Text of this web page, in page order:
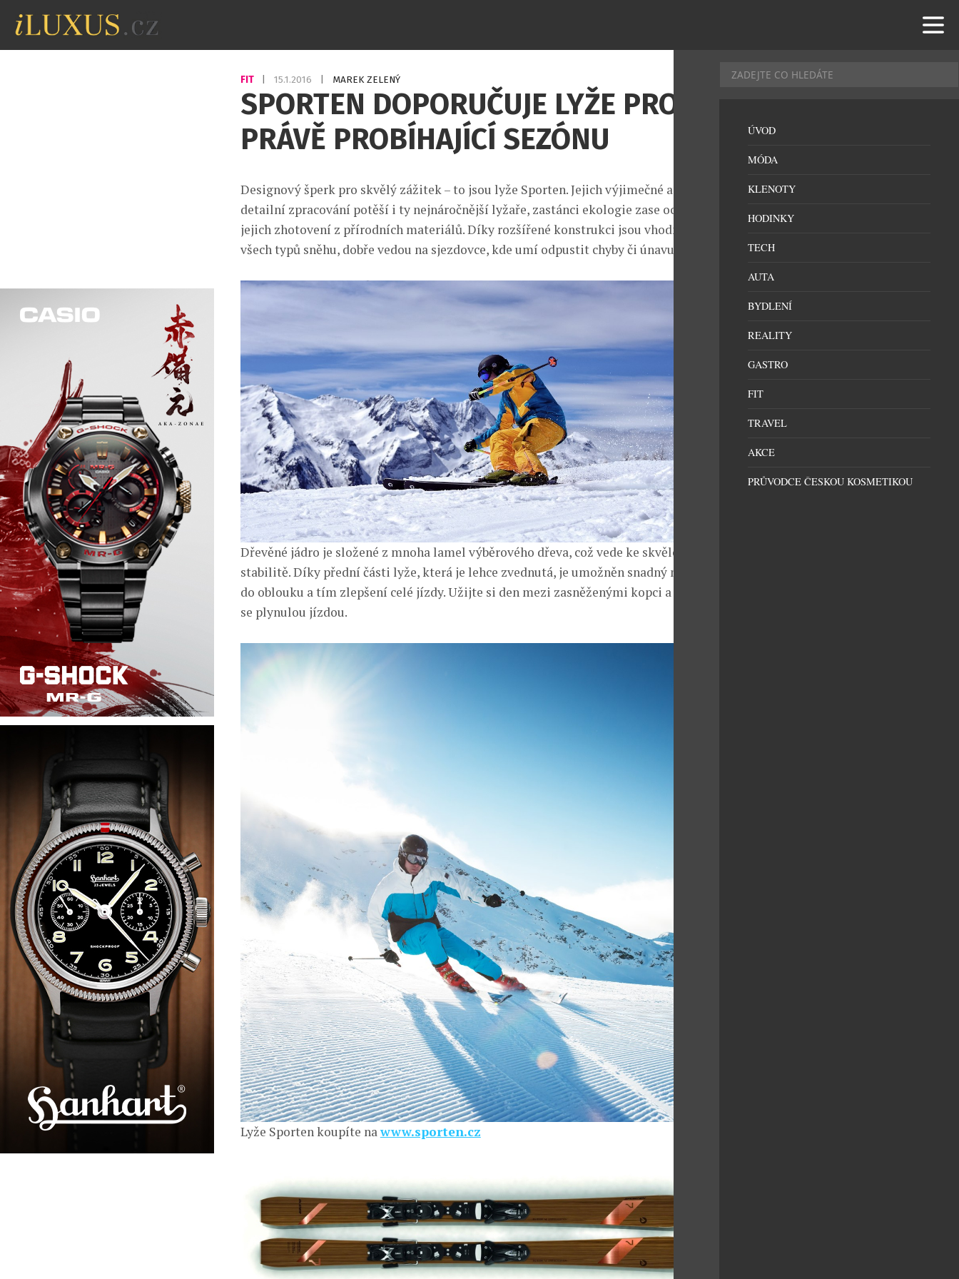
FIT 15.1.2016 MAREK ZELENÝ
SPORTEN DOPORUČUJE LYŽE PRO
PRÁVĚ PROBÍHAJÍCÍ SEZÓNU
Designový šperk pro skvělý zážitek – to jsou lyže Sporten. Jejich výjimečné a
detailní zpracování potěší i ty nejnáročnější lyžaře, zastánci ekologie zase ocení
jejich zhotovení z přírodních materiálů. Díky rozšířené konstrukci jsou vhodné do
všech typů sněhu, dobře vedou na sjezdovce, kde umí odpustit chyby či únavu.
Dřevěné jádro je složené z mnoha lamel výběrového dřeva, což vede ke skvělé
stabilitě. Díky přední části lyže, která je lehce zvednutá, je umožněn snadný nájezd
do oblouku a tím zlepšení celé jízdy. Užijte si den mezi zasněženými kopci a potěšte
se plynulou jízdou.
Lyže Sporten koupíte nawww.sporten.cz
ÚVOD
MÓDA
KLENOTY
HODINKY
TECH
AUTA
BYDLENÍ
REALITY
GASTRO
FIT
TRAVEL
AKCE
PRŮVODCE ČESKOU KOSMETIKOU